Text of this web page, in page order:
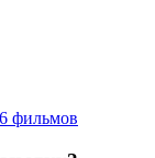
6 фильмов